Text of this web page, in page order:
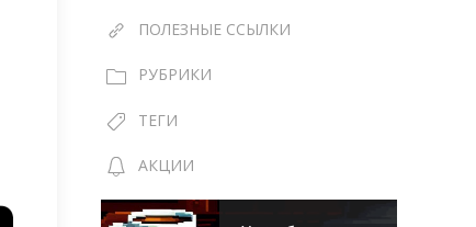
ПОЛЕЗНЫЕ ССЫЛКИ
РУБРИКИ
ТЕГИ
АКЦИИ